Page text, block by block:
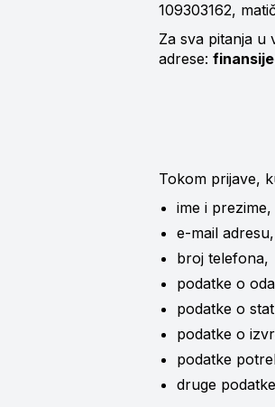
109303162,
Za sva pitanja u
adrese:
Tokom prijave,
ime i prezime,
e-mail adresu,
broj telefona,
podatke o
podatke o
podatke o
podatke
druge